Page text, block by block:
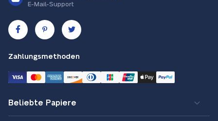
E-Mail-Support
Zahlungsmethoden
Beliebte Papiere